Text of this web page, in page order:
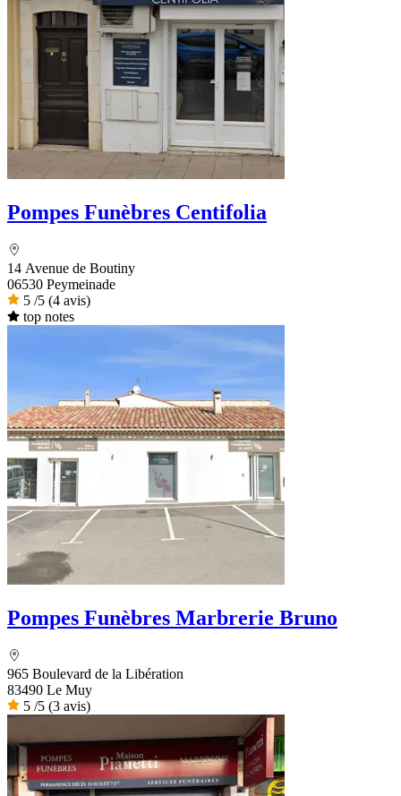
Pompes Funèbres Centifolia
14 Avenue de Boutiny
06530 Peymeinade
5 /5 (4 avis)
top notes
Pompes Funèbres Marbrerie Bruno
965 Boulevard de la Libération
83490 Le Muy
5 /5 (3 avis)